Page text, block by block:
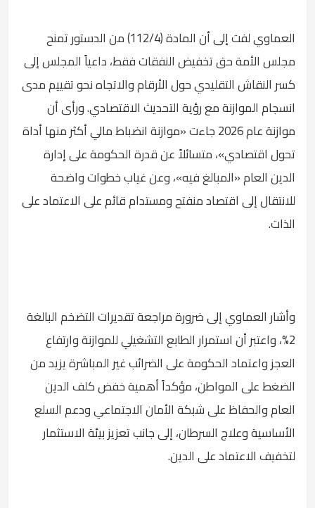
العماوي لفت إلى أن المادة (112/4) من الدستور تمنح
مجلس الأمة حق تخفيض النفقات فقط، داعياً المجلس إلى
كسر النقاش التقليدي حول الأرقام والاتجاه نحو تقييم مدى
انسجام الموازنة مع رؤية التحديث الاقتصادي. ورأى أن
موازنة عام 2026 جاءت «موازنة انضباط مالي أكثر منها أداة
تحول اقتصادي»، متسائلاً عن قدرة الحكومة على إدارة
الدين العام «المبالغ فيه»، وعن غياب خطوات واضحة
للانتقال إلى اقتصاد منفتح ومستدام قائم على الاعتماد على
الذات.
وأشار العماوي إلى ضرورة مراجعة تقديرات التضخم البالغة
2%، واعتبر أن استمرار الطابع التشغيلي للموازنة وارتفاع
العجز واعتماد الحكومة على الضرائب غير المباشرة يزيد من
الضغط على المواطن، مؤكداً أهمية خفض كلف الدين
العام والحفاظ على شبكة الأمان الاجتماعي ودعم السلع
الأساسية وعلاج السرطان، إلى جانب تعزيز بيئة الاستثمار
لتخفيف الاعتماد على الدين.